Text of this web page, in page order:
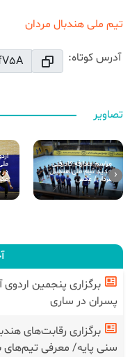
تیم ملی هندبال مردان
آدرس کوتاه:
تصاویر
مراسم معارفه کادرفنی
جدید تیم ملی هندبال
مردان/ عکس
در
‹
پسران در ساری
برگزاری رقابت‌های
سنی پایه/ معرفی تیم‌های